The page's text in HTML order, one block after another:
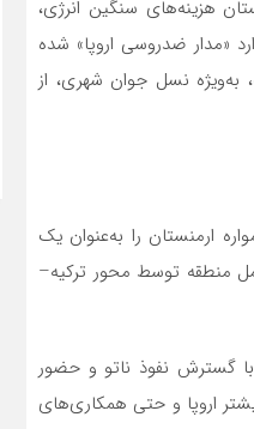
هزینه‌های سنگین انرژی،
«مدار ضدروسی اروپا» شده
نسل جوان شهری، از
ارمنستان را به‌عنوان یک
منطقه توسط محور ترکیه–
با گسترش نفوذ ناتو و حضور
اروپا و حتی همکاری‌های